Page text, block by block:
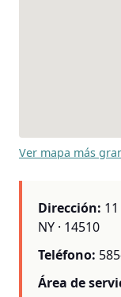
Ver mapa más
Dirección:
NY · 14510
Teléfono:
Área de